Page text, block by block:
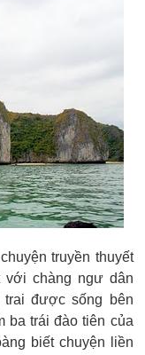
truyền thuyết
với chàng ngư dân
trai được sống bên
ba trái đào tiên của
biết chuyện liền